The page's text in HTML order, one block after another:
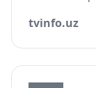
tvinfo.uz